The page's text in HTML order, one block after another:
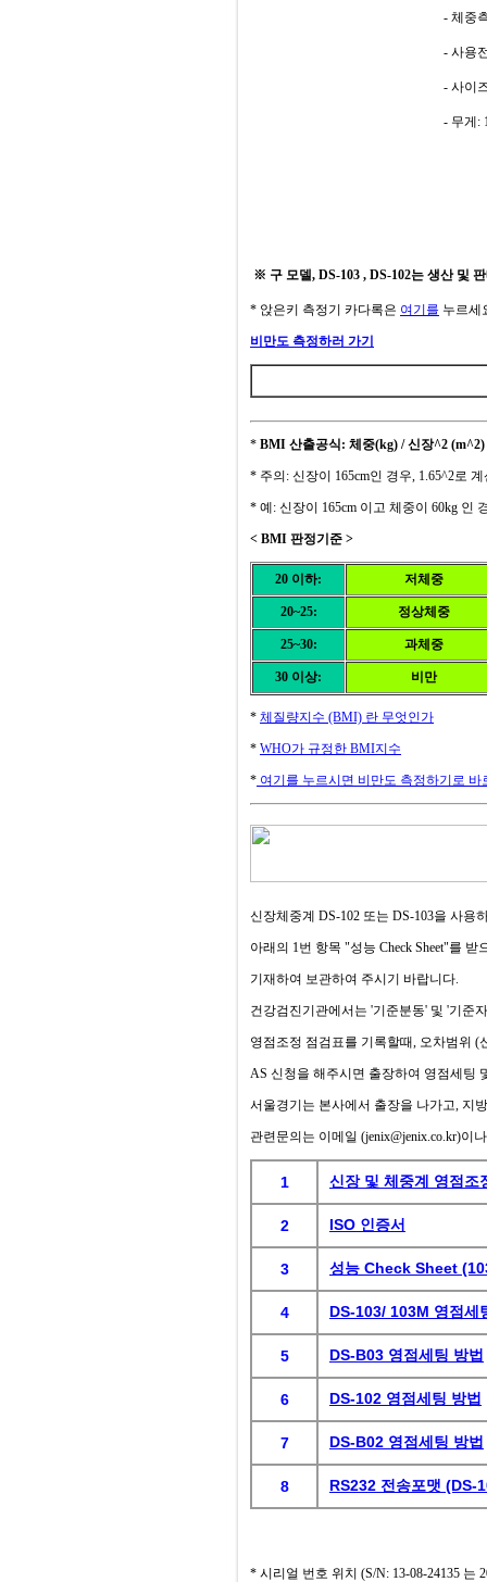
- 체중
- 사용
- 사이
- 무게:
※ 구 모델, DS-103 , DS-102는 생산 및
* 앉은키 측정기 카다록은 여기를 누르세
비만도 측정하러 가기
* BMI 산출공식: 체중(kg) / 신장^2 (m^2)
* 주의: 신장이 165cm인 경우, 1.65^2로
* 예: 신장이 165cm 이고 체중이 60kg 인
< BMI 판정기준 >
20 이하: 저체중
20~25: 정상체중
25~30: 과체중
30 이상: 비만
* 체질량지수 (BMI) 란 무엇인가
* WHO가 규정한 BMI지수
* 여기를 누르시면 비만도 측정하기로 바
신장체중계 DS-102 또는 DS-103을 사용
아래의 1번 항목 "성능 Check Sheet"를 받
기재하여 보관하여 주시기 바랍니다.
건강검진기관에서는 '기준분동' 및 '기준
영점조정 점검표를 기록할때, 오차범위 (
AS 신청을 해주시면 출장하여 영점세팅
서울경기는 본사에서 출장을 나가고, 지
관련문의는 이메일 (jenix@jenix.co.kr)이
1 신장 및 체중계 영점조
2 ISO 인증서
3 성능 Check Sheet
4 DS-103/ 103M 영점세
5 DS-B03 영점세팅 방법
6 DS-102 영점세팅 방법
7 DS-B02 영점세팅 방법
8 RS232 전송포맷 (DS-
* 시리얼 번호 위치 (S/N: 13-08-24135 는